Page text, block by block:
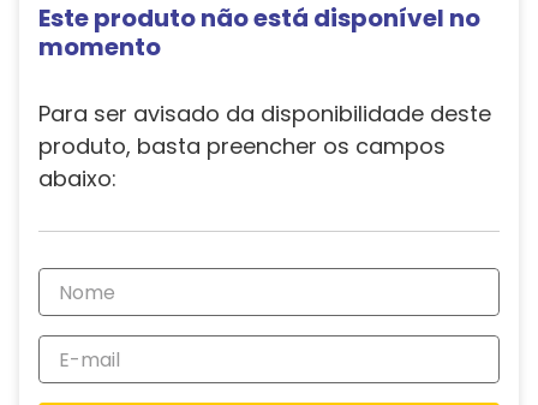
Este produto não está disponível no
momento
Para ser avisado da disponibilidade deste
produto, basta preencher os campos
abaixo: